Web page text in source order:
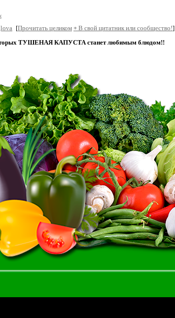
[Прочитать целиком + В свой цитатник или сообщество!]
ТУШЕНАЯ КАПУСТА станет любимым блюдом!!